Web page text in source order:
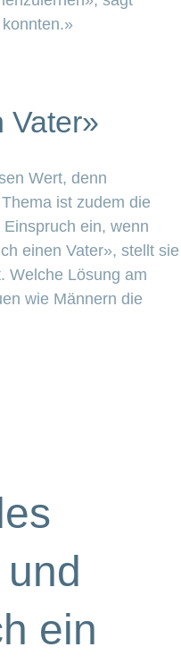
Vater»
Wert, denn
ist zudem die
ein, wenn
einen Vater», stellt sie
Welche Lösung am
wie Männern die
ein